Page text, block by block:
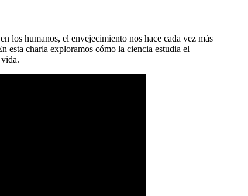
los humanos, el envejecimiento nos hace cada vez más
esta charla exploramos cómo la ciencia estudia el